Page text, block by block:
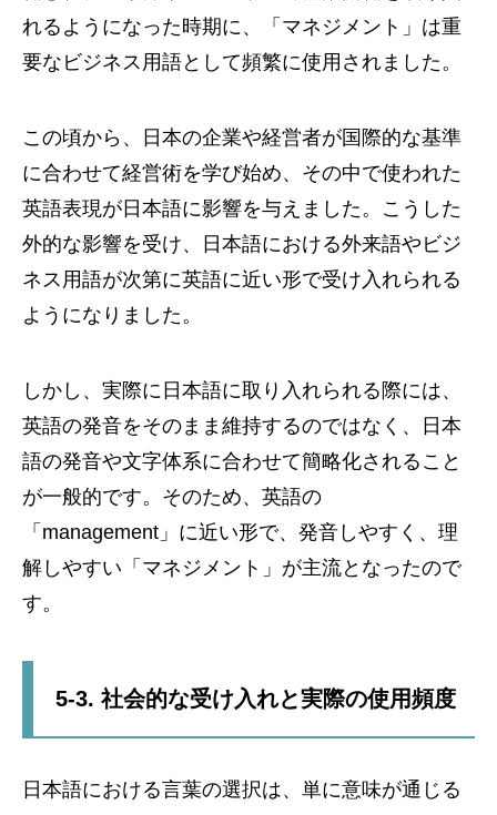
れるようになった時期に、「マネジメント」は重
要なビジネス用語として頻繁に使用されました。
この頃から、日本の企業や経営者が国際的な基準
に合わせて経営術を学び始め、その中で使われた
英語表現が日本語に影響を与えました。こうした
外的な影響を受け、日本語における外来語やビジ
ネス用語が次第に英語に近い形で受け入れられる
ようになりました。
しかし、実際に日本語に取り入れられる際には、
英語の発音をそのまま維持するのではなく、日本
語の発音や文字体系に合わせて簡略化されること
が一般的です。そのため、英語の
「management」に近い形で、発音しやすく、理
解しやすい「マネジメント」が主流となったので
す。
5-3. 社会的な受け入れと実際の使用頻度
日本語における言葉の選択は、単に意味が通じる